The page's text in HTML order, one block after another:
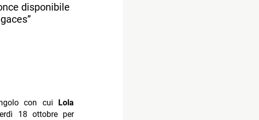
disponibile
con cui Lola
18 ottobre per